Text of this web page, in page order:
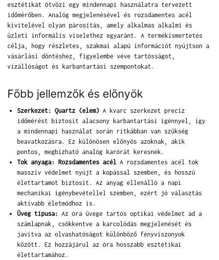
esztétikát ötvözi egy mindennapi használatra tervezett
időmérőben. Analóg megjelenésével és rozsdamentes acél
kivitelével olyan párosítás, amely alkalmas alkalmi és
üzleti informális viselethez egyaránt. A termékismertetés
célja, hogy részletes, szakmai alapú információt nyújtson a
vásárlási döntéshez, figyelembe véve tartósságot,
vízállóságot és karbantartási szempontokat.
Főbb jellemzők és előnyök
Szerkezet: Quartz (elem) A kvarc szerkezet precíz
időmérést biztosít alacsony karbantartási igénnyel, így
a mindennapi használat során ritkábban van szükség
beavatkozásra. Ez különösen előnyös azoknak, akik
pontos, megbízható analóg karórát keresnek.
Tok anyaga: Rozsdamentes acél A rozsdamentes acél tok
masszív védelmet nyújt a kopással szemben, és hosszú
élettartamot biztosít. Az anyag ellenálló a napi
mechanikai igénybevétellel szemben, ezért jó választás
aktívabb életmódhoz is.
Üveg típusa: Az óra üvege tartós optikai védelmet ad a
számlapnak, csökkentve a karcolódás megjelenését és
javítva az olvashatóságot különböző fényviszonyok
között. Ez hozzájárul az óra hosszabb esztétikai
élettartamához.